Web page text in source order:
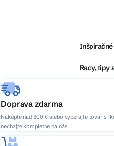
e
Inšpiračné
Rady, tipy
Doprava zdarma
Nakúpte nad 300 € alebo vyberajte tovar s
nechajte kompletne na nás.